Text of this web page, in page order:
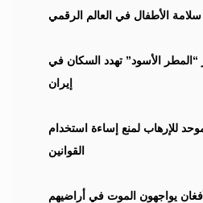
سلامة الأطفال في العالم الرقمي
الأسود” تهدد السكان في
إيران
للإرهاب لمنع إساءة استخدام
القوانين
يواجهون الموت في أراضيهم